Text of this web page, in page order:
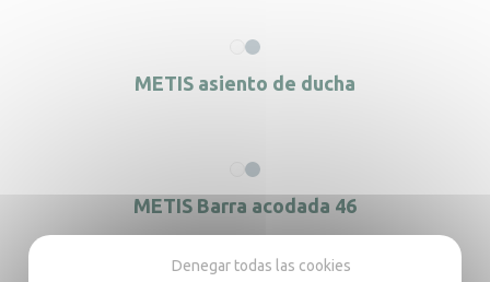
METIS asiento de ducha
METIS Barra acodada 46
Denegar todas las cookies